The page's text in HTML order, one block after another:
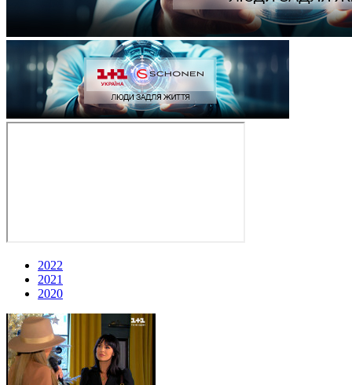
2022
2021
2020